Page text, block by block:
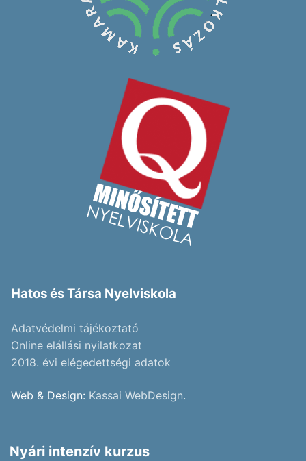
Hatos és Társa Nyelviskola
Adatvédelmi tájékoztató
Online elállási nyilatkozat
2018. évi elégedettségi adatok
Web & Design: Kassai WebDesign.
Nyári intenzív kurzus